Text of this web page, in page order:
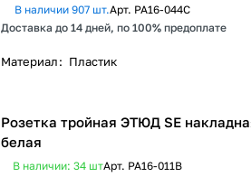
В наличии 907 шт.Арт. PA16-044C
Доставка до 14 дней, по 100% предоплате
Материал: Пластик
Розетка тройная ЭТЮД SE
белая
В наличии: 34 штАрт. PA16-011B